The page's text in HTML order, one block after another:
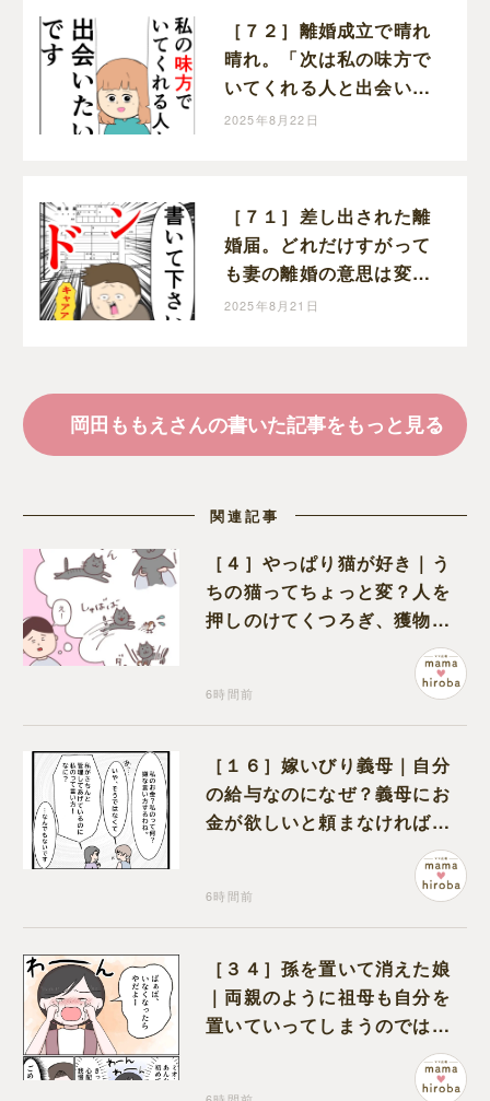
［７２］離婚成立で晴れ
晴れ。「次は私の味方で
いてくれる人と出会いた
い」と前を向く。クセ強
2025年8月22日
［７１］差し出された離
婚届。どれだけすがって
も妻の離婚の意思は変わ
らない。クセ強義母に抗
2025年8月21日
岡田ももえさんの書いた記事をもっと見る
関連記事
［４］やっぱり猫が好き｜う
ちの猫ってちょっと変？人を
押しのけてくつろぎ、獲物に
も物怖じしない鋼のハート
6時間前
［１６］嫁いびり義母｜自分
の給与なのになぜ？義母にお
金が欲しいと頼まなければな
6時間前
［３４］孫を置いて消えた娘
｜両親のように祖母も自分を
置いていってしまうのでは？
と怯えて泣く孫に心が痛む